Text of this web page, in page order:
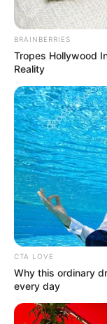
mais incrível.
1. Bolo de
Veja opções de
tipos de
os mais
BRAINBERRIES
Tropes Hollywood
Reality
CTA LOVE
Why this ordinary
every day